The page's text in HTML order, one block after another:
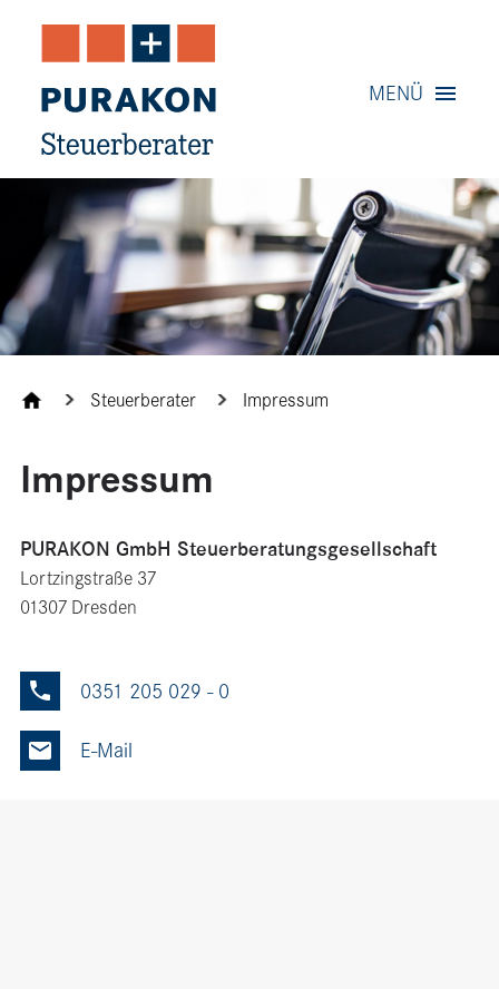
Inhalt
Service
MENÜ
Steuerberater Impressum
Impressum
PURAKON GmbH Steuerberatungsgesellschaft
Lort­zing­straße 37
01307 Dresden
0351 205 029 - 0